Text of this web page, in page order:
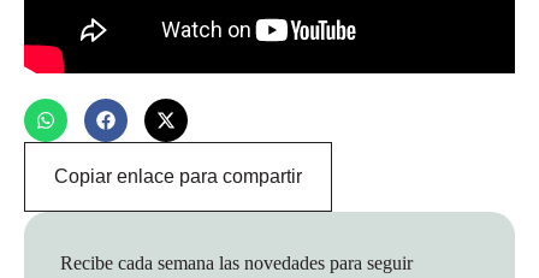
Copiar enlace para compartir
Recibe cada semana las novedades para seguir